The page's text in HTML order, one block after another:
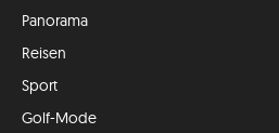
Panorama
Reisen
Sport
Golf-Mode